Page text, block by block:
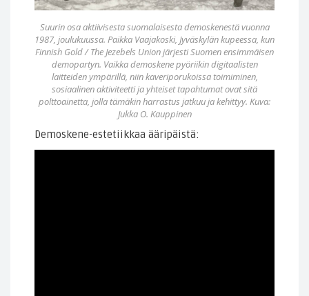
Suurin osa aktiivisesta suomalaisesta demoskenestä vuonna
1987, joulukuussa. Paikka Vaajakoski, Jyväskylän kupeessa, kun
Finnish Gold / The Jezebels Union järjesti Suomen ensimmäisen
demopartyn. Vaikka demoskene pyöriikin digitaalisten
laitteiden ympärillä, niin kaveriporukoissa toimiminen,
sosiaalinen aktiviteetti ja yhteiset tapahtumat ovat sitä
polttoainetta, jolla tämäkin harrastus jatkuu ja kehittyy. Kuva:
Jukka O. Kauppinen
Demoskene-estetiikkaa ääripäistä: